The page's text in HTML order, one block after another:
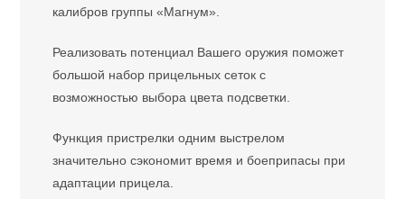
калибров группы «Магнум».
Реализовать потенциал Вашего оружия поможет
большой набор прицельных сеток с
возможностью выбора цвета подсветки.
Функция пристрелки одним выстрелом
значительно сэкономит время и боеприпасы при
адаптации прицела.